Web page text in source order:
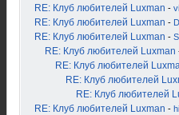
RE: Клуб любителей Luxman -
RE: Клуб любителей Luxman -
RE: Клуб любителей Luxman -
RE: Клуб любителей Luxman
RE: Клуб любителей
RE: Клуб любителей
RE: Клуб любителей
RE: Клуб любителей Luxman -